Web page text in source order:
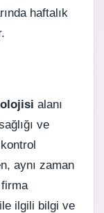
haftalık
alanı
ve
aynı zaman
firma
ilgili bilgi ve